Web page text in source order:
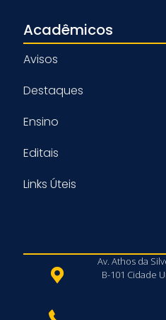
Acadêmicos
Avisos
Destaques
Ensino
Editais
Links Úteis
Av. Athos da
B-101 Cidade